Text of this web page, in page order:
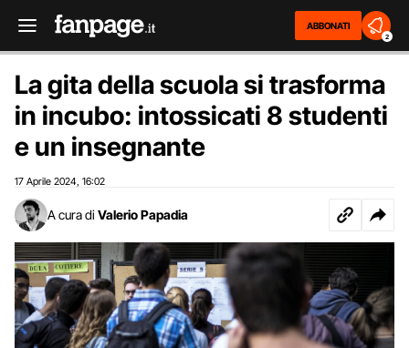
ABBONATI
2
La gita della scuola si trasforma
in incubo: intossicati 8 studenti
e un insegnante
17 Aprile 2024 16:02
A cura di Valerio Papadia